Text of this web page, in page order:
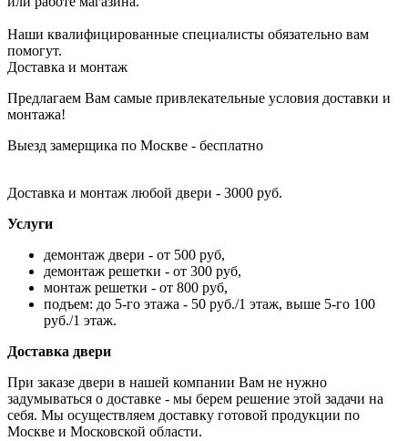
Наши квалифицированные специалисты обязательно вам
помогут.
Доставка и монтаж
Предлагаем Вам самые привлекательные условия доставки и
монтажа!
Выезд замерщика по Москве - бесплатно
Доставка и монтаж любой двери - 3000 руб.
Услуги
демонтаж двери - от 500 руб,
демонтаж решетки - от 300 руб,
монтаж решетки - от 800 руб,
подъем: до 5-го этажа - 50 руб./1 этаж, выше 5-го 100
руб./1 этаж.
Доставка двери
При заказе двери в нашей компании Вам не нужно
задумываться о доставке - мы берем решение этой задачи на
себя. Мы осуществляем доставку готовой продукции по
Москве и Московской области.